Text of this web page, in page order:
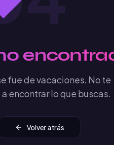
fue de vacaciones. No te
encontrar lo que buscas.
Volver atrás